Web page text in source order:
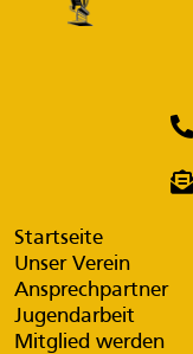
Startseite
Unser Verein
Ansprechpartner
Jugendarbeit
Mitglied werden